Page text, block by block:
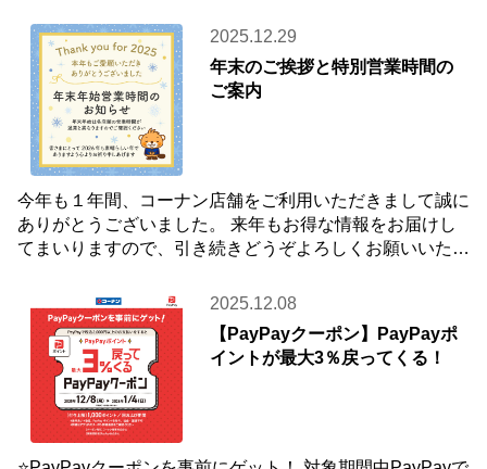
2025.12.29
年末のご挨拶と特別営業時間の
ご案内
今年も１年間、コーナン店舗をご利用いただきまして誠に
ありがとうございました。 来年もお得な情報をお届けし
てまいりますので、引き続きどうぞよろしくお願いいたし
2025.12.08
【PayPayクーポン】PayPayポ
イントが最大3％戻ってくる！